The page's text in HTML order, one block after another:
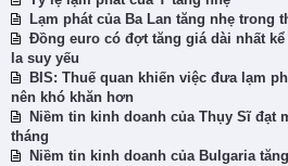
Lạm phát của Ba Lan tăng nhẹ trong
Đồng euro có đợt tăng giá dài nhất
la suy yếu
BIS: Thuế quan khiến việc đưa lạm
nên khó khăn hơn
Niềm tin kinh doanh của Thụy Sĩ đạt
tháng
Niềm tin kinh doanh của Bulgaria